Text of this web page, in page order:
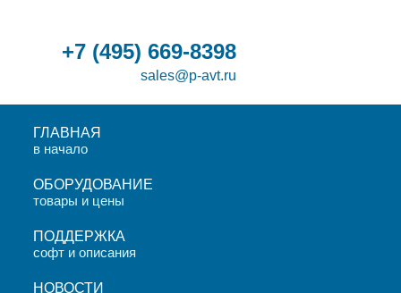
+7 (495) 669-8398
sales@p-avt.ru
ГЛАВНАЯ
в начало
ОБОРУДОВАНИЕ
товары и цены
ПОДДЕРЖКА
софт и описания
НОВОСТИ